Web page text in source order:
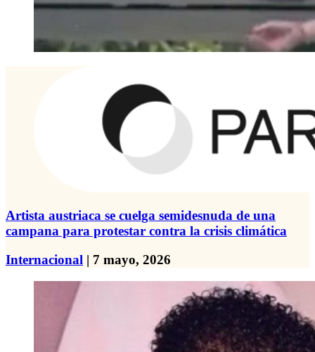
Artista austriaca se cuelga semidesnuda de una
campana para protestar contra la crisis climática
Internacional | 7 mayo, 2026